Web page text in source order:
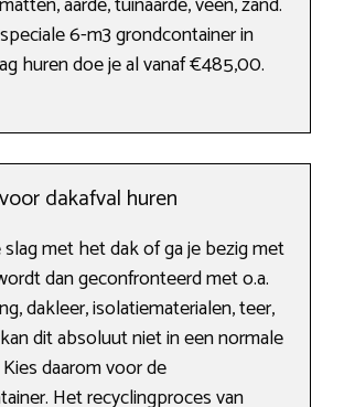
6-m3 grondcontainer in
huren doe je al vanaf €485,00.
dakafval huren
slag met het dak of ga je bezig met
dan geconfronteerd met o.a.
dakleer, isolatiematerialen, teer,
dit absoluut niet in een normale
daarom voor de
Het recyclingproces van